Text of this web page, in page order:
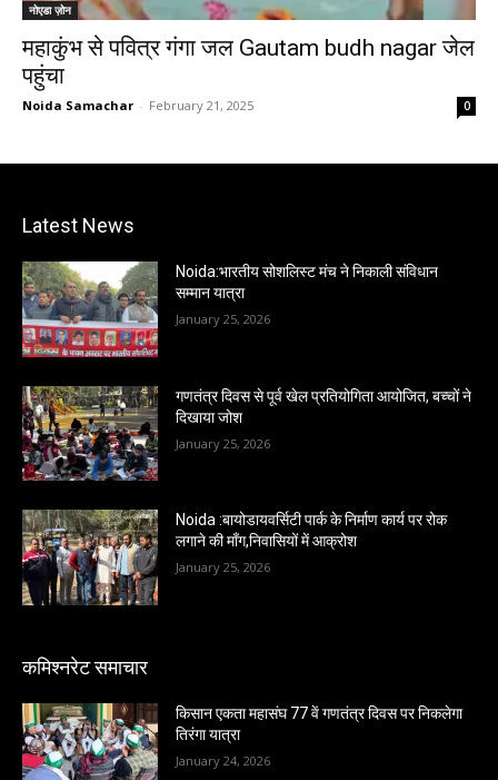
नोएडा ज़ोन
महाकुंभ से पवित्र गंगा जल Gautam budh nagar जेल
पहुंचा
Noida Samachar - February 21, 2025 0
Latest News
Noida:भारतीय सोशलिस्ट मंच ने निकाली संविधान
सम्मान यात्रा
January 25, 2026
गणतंत्र दिवस से पूर्व खेल प्रतियोगिता आयोजित, बच्चों ने
दिखाया जोश
January 25, 2026
Noida :बायोडायवर्सिटी पार्क के निर्माण कार्य पर रोक
लगाने की माँग,निवासियों में आक्रोश
January 25, 2026
कमिश्नरेट समाचार
किसान एकता महासंघ 77 वें गणतंत्र दिवस पर निकलेगा
तिरंगा यात्रा
January 24, 2026